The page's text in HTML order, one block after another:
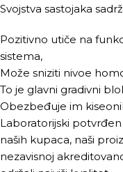
Svojstva sastojaka
Pozitivno utiče na
sistema,
Može sniziti nivoe
To je glavni gradivni
Obezbeđuje im
Laboratorijski
naših kupaca, naši
nezavisnoj